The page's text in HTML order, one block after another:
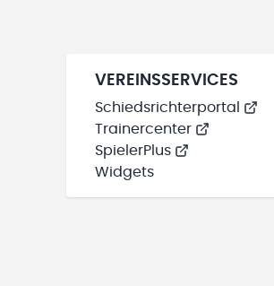
VEREINSSERVICES
Schiedsrichterportal
Trainercenter
SpielerPlus
Widgets